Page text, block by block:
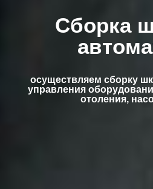
Сборка
осуществляем сборку
управления
отоления,